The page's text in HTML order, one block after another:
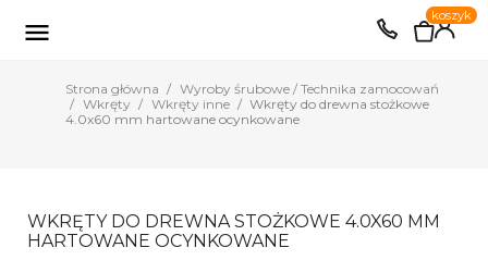
EUR PLN

0
koszyk
Strona główna
Wyroby śrubowe / Technika zamocowań
Wkręty
Wkręty inne
Wkręty do drewna stożkowe
4.0x60 mm hartowane ocynkowane
WKRĘTY DO DREWNA STOŻKOWE 4.0X60 MM
HARTOWANE OCYNKOWANE